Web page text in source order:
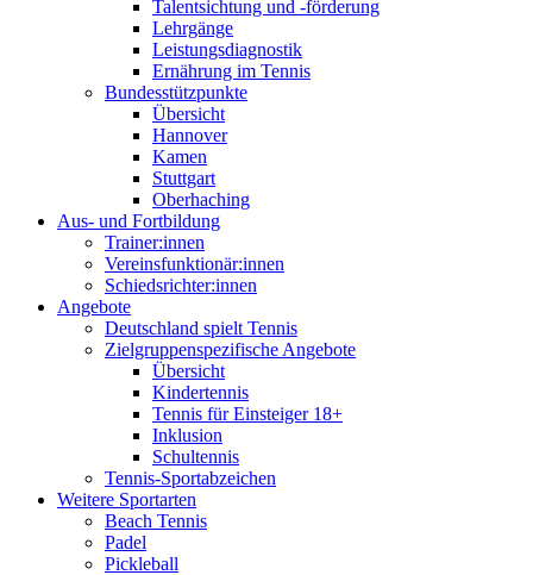
Talentsichtung und -förderung
Lehrgänge
Leistungsdiagnostik
Ernährung im Tennis
Bundesstützpunkte
Übersicht
Hannover
Kamen
Stuttgart
Oberhaching
Aus- und Fortbildung
Trainer:innen
Vereinsfunktionär:innen
Schiedsrichter:innen
Angebote
Deutschland spielt Tennis
Zielgruppenspezifische Angebote
Übersicht
Kindertennis
Tennis für Einsteiger 18+
Inklusion
Schultennis
Tennis-Sportabzeichen
Weitere Sportarten
Beach Tennis
Padel
Pickleball